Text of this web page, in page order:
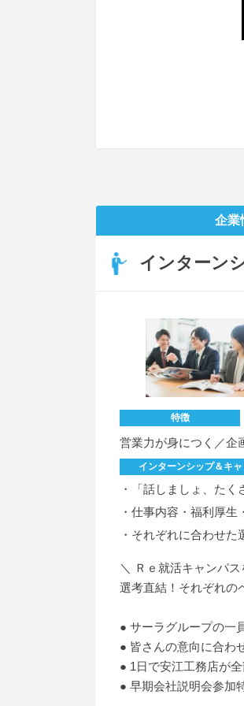
企業
インターン
特徴
営業力が身につく／企
インターンシップ＆キ
・「話しましょ、た
・仕事内容・福利厚
・それぞれに合わせ
＼ Ｒｅ就活キャンパ
選考直結！それぞれの
● サーラグループの一
● 皆さんの意向に合わ
● 1日で安江工務店が
● 早期会社説明会参加